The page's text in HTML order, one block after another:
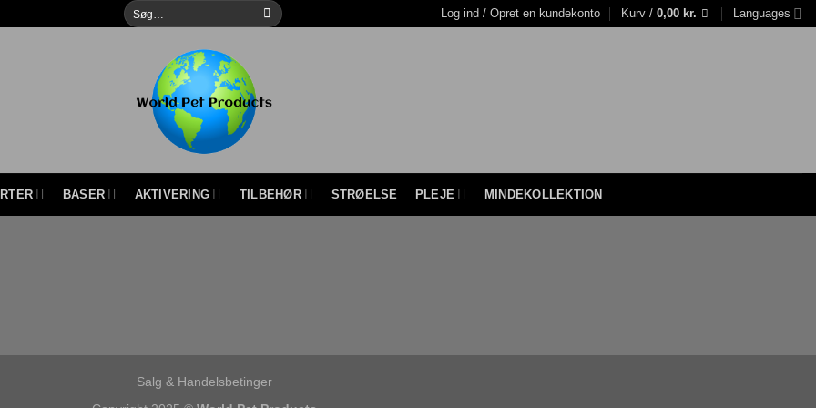
Søg
efter:
Log ind / Opret en kundekonto Kurv / 0,00 kr. Languages
BASER AKTIVERING TILBEHØR STRØELSE PLEJE MINDEKOLLEKTION
Salg & Handelsbetinger